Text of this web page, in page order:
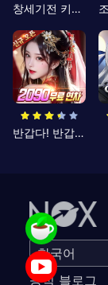
창세기전 키우기
반갑다! 반갑삼국지
공식 블로그